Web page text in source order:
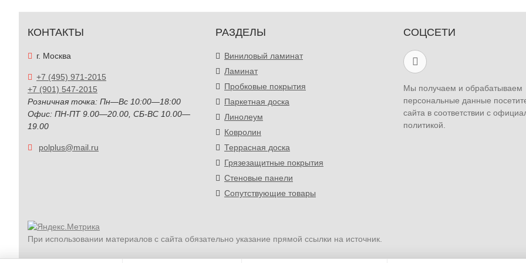
КОНТАКТЫ
г. Москва
+7 (495) 971-2015
+7 (901) 547-2015
Розничная точка: Пн—Вс 10:00—18:00
Офис: ПН-ПТ 9.00—20.00, СБ-ВС 10.00—
19.00
polplus@mail.ru
РАЗДЕЛЫ
Виниловый ламинат
Ламинат
Пробковые покрытия
Паркетная доска
Линолеум
Ковролин
Террасная доска
Грязезащитные покрытия
Стеновые панели
Сопутствующие товары
СОЦСЕТИ
Мы получаем и обрабатываем
персональные данные
сайта в соответствии с
политикой.
При использовании материалов с сайта обязательно указание прямой ссылки на источник.